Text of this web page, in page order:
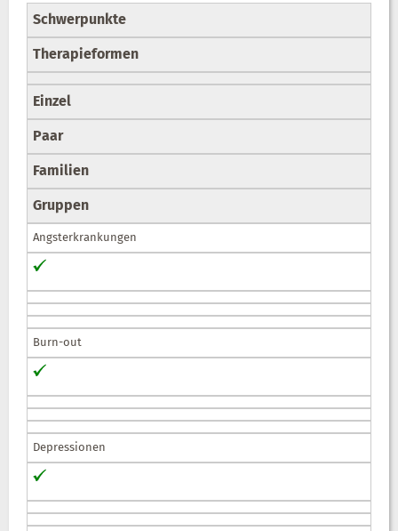
Schwerpunkte
Therapieformen
Einzel
Paar
Familien
Gruppen
Angsterkrankungen
Burn-out
Depressionen